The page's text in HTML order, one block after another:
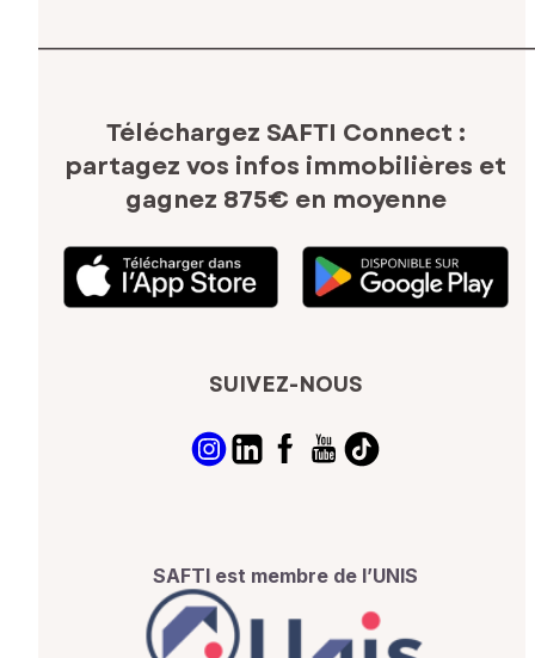
Téléchargez SAFTI Connect :
partagez vos infos immobilières et
gagnez 875€ en moyenne
SUIVEZ-NOUS
SAFTI est membre de l’UNIS